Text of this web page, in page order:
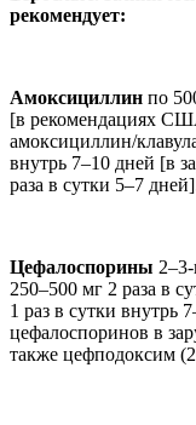
рекомендует:
Амоксициллин по
[в рекомендациях
амоксициллин/
внутрь 7–10 дней [в
раза в сутки 5–7
Цефалоспорины
250–500 мг 2 раза в
1 раз в сутки внутрь
цефалоспоринов в
также цефподоксим